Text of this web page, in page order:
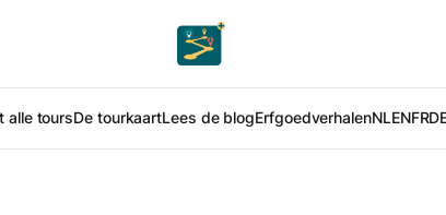
alle toursDe tourkaartLees de blogErfgoedverhalenNLENFR